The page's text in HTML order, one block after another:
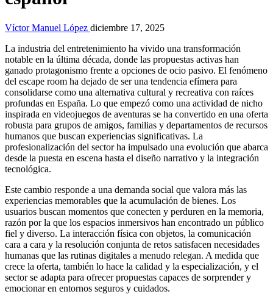
Víctor Manuel López diciembre 17, 2025
La industria del entretenimiento ha vivido una transformación
notable en la última década, donde las propuestas activas han
ganado protagonismo frente a opciones de ocio pasivo. El fenómeno
del escape room ha dejado de ser una tendencia efímera para
consolidarse como una alternativa cultural y recreativa con raíces
profundas en España. Lo que empezó como una actividad de nicho
inspirada en videojuegos de aventuras se ha convertido en una oferta
robusta para grupos de amigos, familias y departamentos de recursos
humanos que buscan experiencias significativas. La
profesionalización del sector ha impulsado una evolución que abarca
desde la puesta en escena hasta el diseño narrativo y la integración
tecnológica.
Este cambio responde a una demanda social que valora más las
experiencias memorables que la acumulación de bienes. Los
usuarios buscan momentos que conecten y perduren en la memoria,
razón por la que los espacios inmersivos han encontrado un público
fiel y diverso. La interacción física con objetos, la comunicación
cara a cara y la resolución conjunta de retos satisfacen necesidades
humanas que las rutinas digitales a menudo relegan. A medida que
crece la oferta, también lo hace la calidad y la especialización, y el
sector se adapta para ofrecer propuestas capaces de sorprender y
emocionar en entornos seguros y cuidados.